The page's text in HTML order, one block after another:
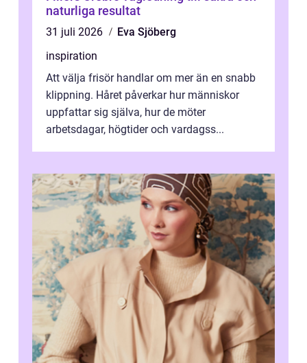
naturliga resultat
31 juli 2026
Eva Sjöberg
inspiration
Att välja frisör handlar om mer än en snabb
klippning. Håret påverkar hur människor
uppfattar sig själva, hur de möter
arbetsdagar, högtider och vardagss...